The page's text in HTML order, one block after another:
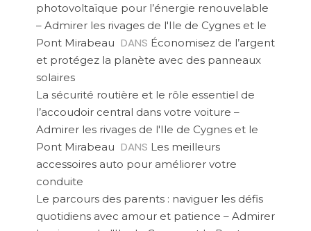
photovoltaïque pour l’énergie renouvelable
– Admirer les rivages de l'Ile de Cygnes et le
Pont Mirabeau DANS Économisez de l’argent
et protégez la planète avec des panneaux
solaires
La sécurité routière et le rôle essentiel de
l’accoudoir central dans votre voiture –
Admirer les rivages de l'Ile de Cygnes et le
Pont Mirabeau DANS Les meilleurs
accessoires auto pour améliorer votre
conduite
Le parcours des parents : naviguer les défis
quotidiens avec amour et patience – Admirer